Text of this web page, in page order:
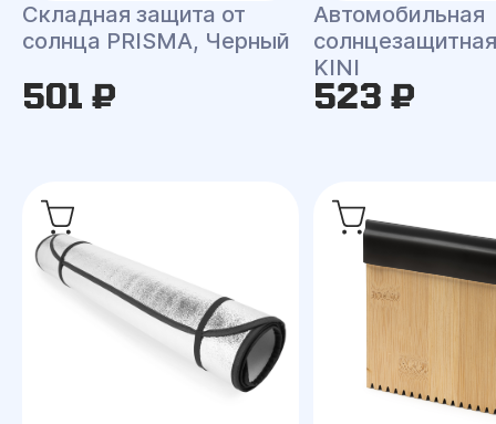
Складная защита от
солнца PRISMA, Черный
501 ₽
Автомобильная
KINI
523 ₽